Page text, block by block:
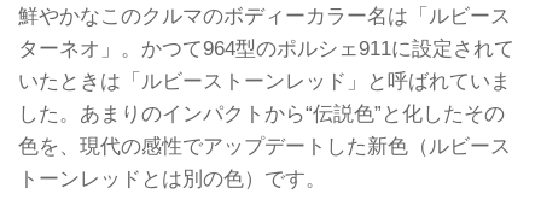
鮮やかなこのクルマのボディーカラー名は「ルビース
ターネオ」。かつて964型のポルシェ911に設定されて
いたときは「ルビーストーンレッド」と呼ばれていま
した。あまりのインパクトから“伝説色”と化したその
色を、現代の感性でアップデートした新色（ルビース
トーンレッドとは別の色）です。